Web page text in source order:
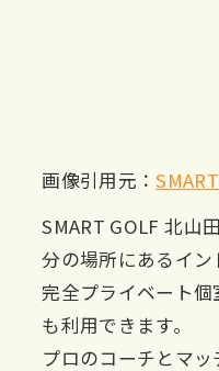
画像引用元：
SMART GOLF 北山
分の場所にあるイン
完全プライベート
も利用できます。
プロのコーチとマ